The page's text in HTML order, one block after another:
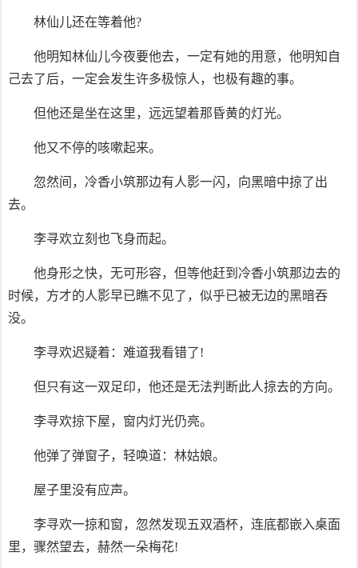
林仙儿还在等着他?
他明知林仙儿今夜要他去，一定有她的用意，他明知自
己去了后，一定会发生许多极惊人，也极有趣的事。
但他还是坐在这里，远远望着那昏黄的灯光。
他又不停的咳嗽起来。
忽然间，冷香小筑那边有人影一闪，向黑暗中掠了出
去。
李寻欢立刻也飞身而起。
他身形之快，无可形容，但等他赶到冷香小筑那边去的
时候，方才的人影早已瞧不见了，似乎已被无边的黑暗吞
没。
李寻欢迟疑着：难道我看错了!
但只有这一双足印，他还是无法判断此人掠去的方向。
李寻欢掠下屋，窗内灯光仍亮。
他弹了弹窗子，轻唤道：林姑娘。
屋子里没有应声。
李寻欢一掠和窗，忽然发现五双酒杯，连底都嵌入桌面
里，骤然望去，赫然一朵梅花!